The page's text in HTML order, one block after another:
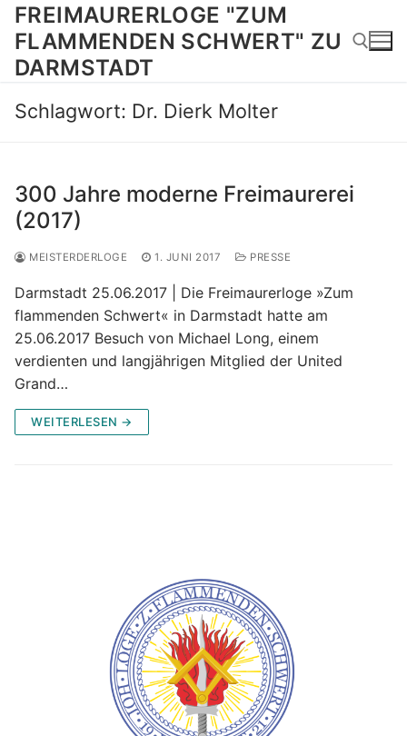
Zum
Inhalt
springen
FREIMAURERLOGE "ZUM
FLAMMENDEN SCHWERT" ZU
DARMSTADT
Suchen nach:
Schlagwort: Dr. Dierk Molter
300 Jahre moderne Freimaurerei
(2017)
MEISTERDERLOGE 1. JUNI 2017 PRESSE
Darmstadt 25.06.2017 | Die Freimaurerloge »Zum
flammenden Schwert« in Darmstadt hatte am
25.06.2017 Besuch von Michael Long, einem
verdienten und langjährigen Mitglied der United
Grand…
WEITERLESEN →